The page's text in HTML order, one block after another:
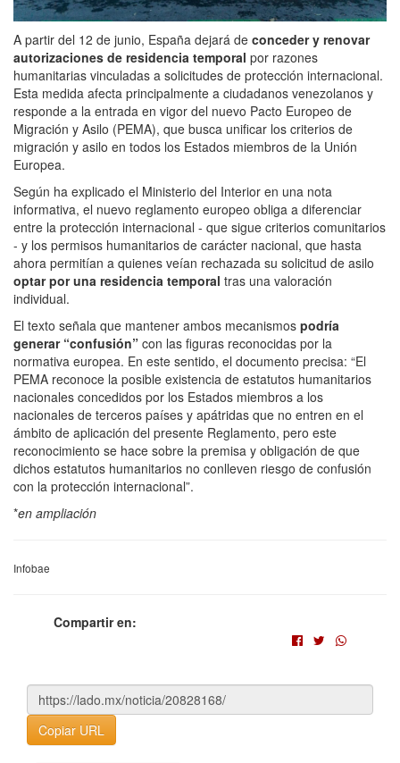
A partir del 12 de junio, España dejará de conceder y renovar
autorizaciones de residencia temporal por razones
humanitarias vinculadas a solicitudes de protección internacional.
Esta medida afecta principalmente a ciudadanos venezolanos y
responde a la entrada en vigor del nuevo Pacto Europeo de
Migración y Asilo (PEMA), que busca unificar los criterios de
migración y asilo en todos los Estados miembros de la Unión
Europea.
Según ha explicado el Ministerio del Interior en una nota
informativa, el nuevo reglamento europeo obliga a diferenciar
entre la protección internacional - que sigue criterios comunitarios
- y los permisos humanitarios de carácter nacional, que hasta
ahora permitían a quienes veían rechazada su solicitud de asilo
optar por una residencia temporal tras una valoración
individual.
El texto señala que mantener ambos mecanismos podría
generar “confusión” con las figuras reconocidas por la
normativa europea. En este sentido, el documento precisa: “El
PEMA reconoce la posible existencia de estatutos humanitarios
nacionales concedidos por los Estados miembros a los
nacionales de terceros países y apátridas que no entren en el
ámbito de aplicación del presente Reglamento, pero este
reconocimiento se hace sobre la premisa y obligación de que
dichos estatutos humanitarios no conlleven riesgo de confusión
con la protección internacional”.
*en ampliación
Infobae
Compartir en:
Copiar URL